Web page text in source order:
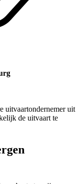
uitvaartondernemer uit
de uitvaart te